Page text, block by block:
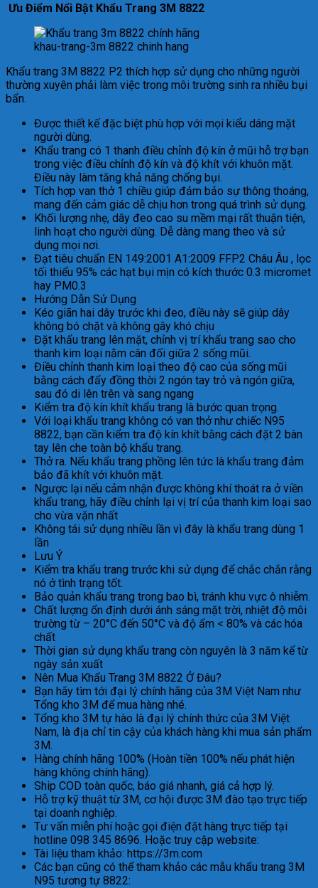
Ưu Điểm Nổi Bật Khẩu Trang 3M 8822
khau-trang-3m 8822 chinh hang
Khẩu trang 3M 8822 P2 thích hợp sử dụng cho những người
thường xuyên phải làm việc trong môi trường sinh ra nhiều bụi
bẩn.
Được thiết kế đặc biệt phù hợp với mọi kiểu dáng mặt
người dùng.
Khẩu trang có 1 thanh điều chỉnh độ kín ở mũi hỗ trợ bạn
trong việc điều chỉnh độ kín và độ khít với khuôn mặt.
Điều này làm tăng khả năng chống bụi.
Tích hợp van thở 1 chiều giúp đảm bảo sự thông thoáng,
mang đến cảm giác dễ chịu hơn trong quá trình sử dụng.
Khối lượng nhẹ, dây đeo cao su mềm mại rất thuận tiện,
linh hoạt cho người dùng. Dễ dàng mang theo và sử
dụng mọi nơi.
Đạt tiêu chuẩn EN 149:2001 A1:2009 FFP2 Châu Âu , lọc
tối thiểu 95% các hạt bụi mịn có kích thước 0.3 micromet
hay PM0.3
Hướng Dẫn Sử Dụng
Kéo giãn hai dây trước khi đeo, điều này sẽ giúp dây
không bó chặt và không gây khó chịu
Đặt khẩu trang lên mặt, chỉnh vị trí khẩu trang sao cho
thanh kim loại nằm cân đối giữa 2 sống mũi.
Điều chỉnh thanh kim loại theo độ cao của sống mũi
bằng cách đẩy đồng thời 2 ngón tay trỏ và ngón giữa,
sau đó di lên trên và sang ngang
Kiểm tra độ kín khít khẩu trang là bước quan trọng.
Với loại khẩu trang không có van thở như chiếc N95
8822, bạn cần kiểm tra độ kín khít bằng cách đặt 2 bàn
tay lên che toàn bộ khẩu trang.
Thở ra. Nếu khẩu trang phồng lên tức là khẩu trang đảm
bảo đã khít với khuôn mặt.
Ngược lại nếu cảm nhận được không khí thoát ra ở viền
khẩu trang, hãy điều chỉnh lại vị trí của thanh kim loại sao
cho vừa vặn nhất
Không tái sử dụng nhiều lần vì đây là khẩu trang dùng 1
lần
Lưu Ý
Kiểm tra khẩu trang trước khi sử dụng để chắc chắn rằng
nó ở tình trạng tốt.
Bảo quản khẩu trang trong bao bì, tránh khu vực ô nhiễm.
Chất lượng ổn định dưới ánh sáng mặt trời, nhiệt độ môi
trường từ – 20°C đến 50°C và độ ẩm < 80% và các hóa
chất
Thời gian sử dụng khẩu trang còn nguyên là 3 năm kể từ
ngày sản xuất
Nên Mua Khẩu Trang 3M 8822 Ở Đâu?
Bạn hãy tìm tới đại lý chính hãng của 3M Việt Nam như
Tổng kho 3M để mua hàng nhé.
Tổng kho 3M tự hào là đại lý chính thức của 3M Việt
Nam, là địa chỉ tin cậy của khách hàng khi mua sản phẩm
3M.
Hàng chính hãng 100% (Hoàn tiền 100% nếu phát hiện
hàng không chính hãng).
Ship COD toàn quốc, báo giá nhanh, giá cả hợp lý.
Hỗ trợ kỹ thuật từ 3M, cơ hội được 3M đào tạo trực tiếp
tại doanh nghiệp.
Tư vấn miễn phí hoặc gọi điện đặt hàng trực tiếp tại
hotline 098 345 8696. Hoặc truy cập website:
Tài liệu tham khảo: https://3m.com
Các bạn cũng có thể tham khảo các mẫu khẩu trang 3M
N95 tương tự 8822: